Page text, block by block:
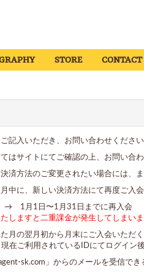
STORE CONTACT
記入いただき、お問い合わせください
はサイトにてご確認の上、お問い合
済方法のご変更されたい場合には、
中に、新しい決済方法にて再度ご入会
→ 1月1日〜1月31日までに再入会
しますと二重課金が発生してしまい
月の翌月初から月末にご入会いただ
在ご利用されているIDにてログイン
sk.com」からのメールを受信で